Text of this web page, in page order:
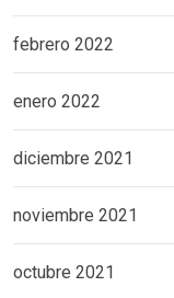
febrero 2022
enero 2022
diciembre 2021
noviembre 2021
octubre 2021